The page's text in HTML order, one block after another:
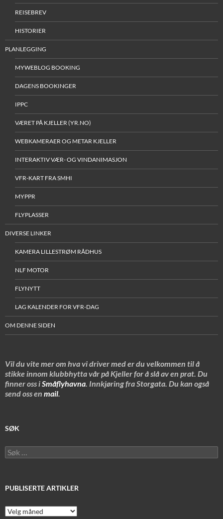
REISEBREV
HISTORIER
PLANLEGGING
MYWEBLOG BOOKING
DAGENS BOOKINGER
IPPC
VÆRET PÅ KJELLER (YR.NO)
WEBKAMERAER OG METAR KJELLER
INTERAKTIV VÆR- OG VINDANIMASJON
VFR-KART FRA SMHI
MYPPR
FLYPLASSER
DIVERSE LINKER
KAMERA LILLESTRØM RÅDHUS
NLF MOTOR
FLYNYTT
LAG KALENDER FOR VFR-DAG
OM DENNE SIDEN
Vil du vite mer om hva vi driver med er du velkommen til å
stikke innom klubbhytta vår på Kjeller for å slå av en prat. Du
finner oss iSmåflyhavna. Innkjøring fra Storgata. Du kan også
send oss en mail.
SØK
Søk
etter:
PUBLISERTE ARTIKLER
Publiserte